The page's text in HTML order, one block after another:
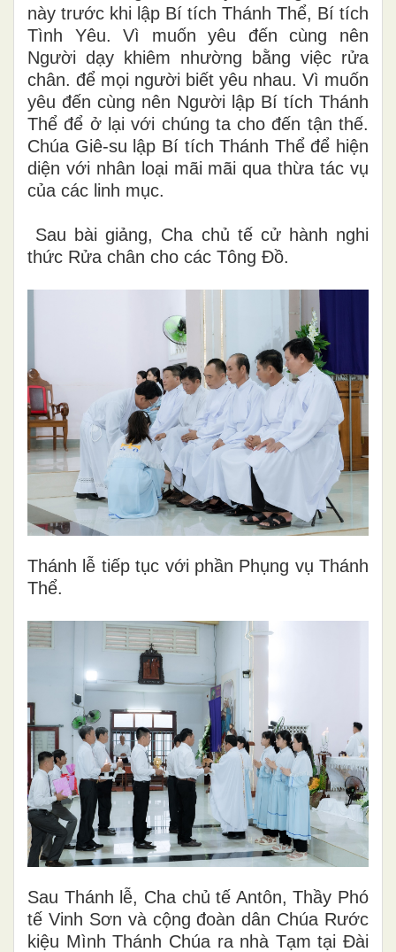
này trước khi lập Bí tích Thánh Thể, Bí tích
Tình Yêu. Vì muốn yêu đến cùng nên
Người dạy khiêm nhường bằng việc rửa
chân. để mọi người biết yêu nhau. Vì muốn
yêu đến cùng nên Người lập Bí tích Thánh
Thể để ở lại với chúng ta cho đến tận thế.
Chúa Giê-su lập Bí tích Thánh Thể để hiện
diện với nhân loại mãi mãi qua thừa tác vụ
của các linh mục.
Sau bài giảng, Cha chủ tế cử hành nghi
thức Rửa chân cho các Tông Đồ.
Thánh lễ tiếp tục với phần Phụng vụ Thánh
Thể.
Sau Thánh lễ, Cha chủ tế Antôn, Thầy Phó
tế Vinh Sơn và cộng đoàn dân Chúa Rước
kiệu Mình Thánh Chúa ra nhà Tạm tại Đài